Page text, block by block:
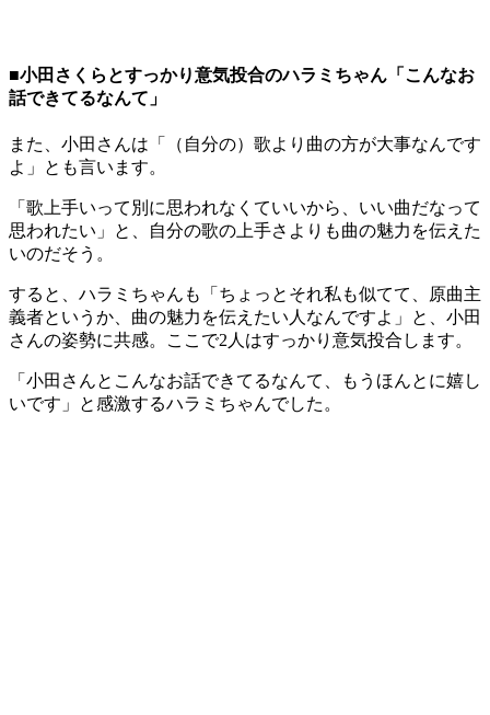
■小田さくらとすっかり意気投合のハラミちゃん「こんなお
話できてるなんて」
また、小田さんは「（自分の）歌より曲の方が大事なんです
よ」とも言います。
「歌上手いって別に思われなくていいから、いい曲だなって
思われたい」と、自分の歌の上手さよりも曲の魅力を伝えた
いのだそう。
すると、ハラミちゃんも「ちょっとそれ私も似てて、原曲主
義者というか、曲の魅力を伝えたい人なんですよ」と、小田
さんの姿勢に共感。ここで2人はすっかり意気投合します。
「小田さんとこんなお話できてるなんて、もうほんとに嬉し
いです」と感激するハラミちゃんでした。